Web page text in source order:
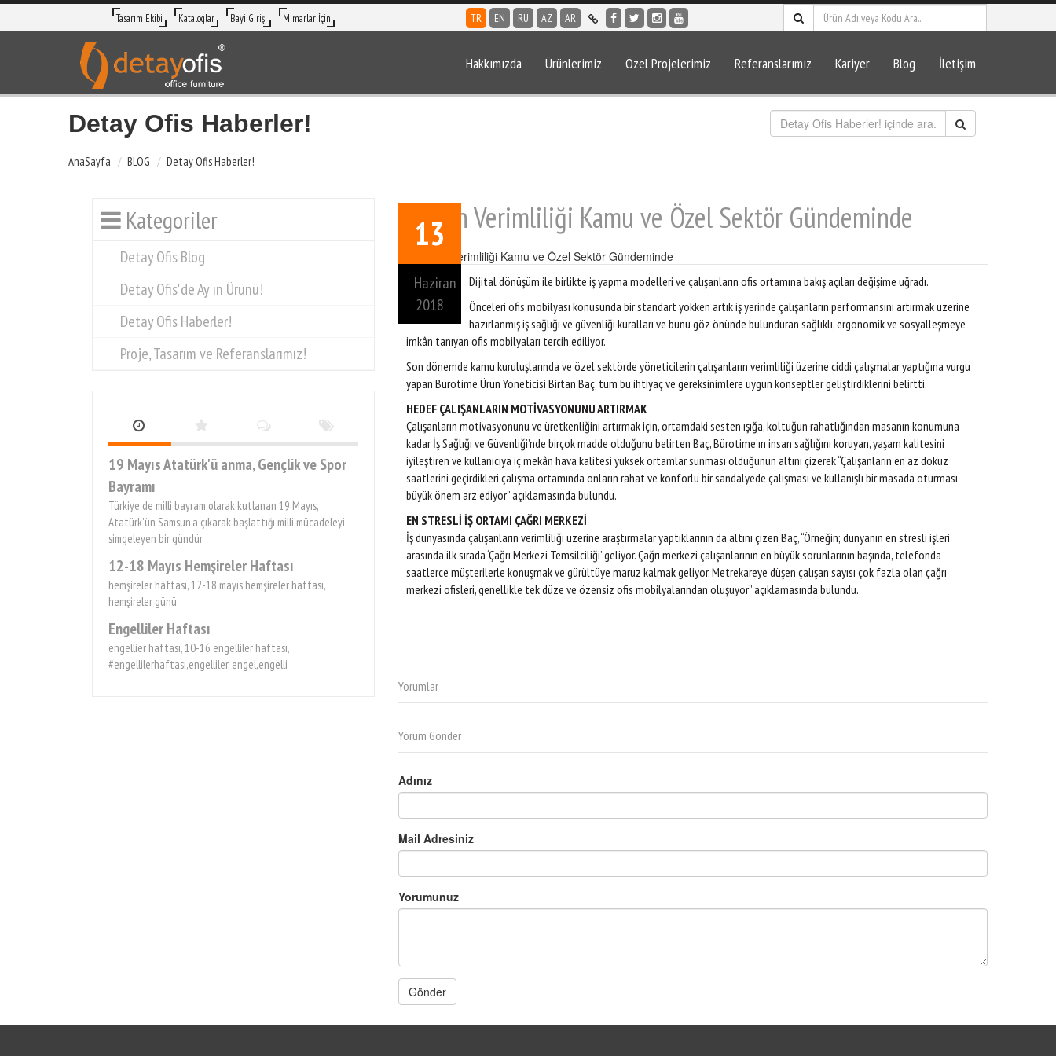
Tasarım Ekibi Kataloglar Bayi Girişi Mimarlar İçin TR EN RU AZ AR
Hakkımızda Ürünlerimiz Özel Projelerimiz Referanslarımız Kariyer Blog İletişim
Detay Ofis Haberler!
AnaSayfa BLOG Detay Ofis Haberler!
Kategoriler
Detay Ofis Blog
Detay Ofis'de Ay'ın Ürünü!
Detay Ofis Haberler!
Proje, Tasarım ve Referanslarımız!
19 Mayıs Atatürk'ü anma, Gençlik ve Spor
Bayramı
Türkiye'de milli bayram olarak kutlanan 19 Mayıs,
Atatürk'ün Samsun'a çıkarak başlattığı milli mücadeleyi
simgeleyen bir gündür.
12-18 Mayıs Hemşireler Haftası
hemşireler haftası, 12-18 mayıs hemşireler haftası,
hemşireler günü
Engelliler Haftası
engellier haftası, 10-16 engelliler haftası,
#engellilerhaftası,engelliler, engel,engelli
Çalışan Verimliliği Kamu ve Özel Sektör Gündeminde
13
Haziran
2018
Dijital dönüşüm ile birlikte iş yapma modelleri ve çalışanların ofis ortamına bakış açıları değişime uğradı.
Önceleri ofis mobilyası konusunda bir standart yokken artık iş yerinde çalışanların performansını artırmak üzerine
hazırlanmış iş sağlığı ve güvenliği kuralları ve bunu göz önünde bulunduran sağlıklı, ergonomik ve sosyalleşmeye
imkân tanıyan ofis mobilyaları tercih ediliyor.
Son dönemde kamu kuruluşlarında ve özel sektörde yöneticilerin çalışanların verimliliği üzerine ciddi çalışmalar yaptığına vurgu
yapan Bürotime Ürün Yöneticisi Birtan Baç, tüm bu ihtiyaç ve gereksinimlere uygun konseptler geliştirdiklerini belirtti.
HEDEF ÇALIŞANLARIN MOTİVASYONUNU ARTIRMAK
Çalışanların motivasyonunu ve üretkenliğini artırmak için, ortamdaki sesten ışığa, koltuğun rahatlığından masanın konumuna
kadar İş Sağlığı ve Güvenliği’nde birçok madde olduğunu belirten Baç, Bürotime’ın insan sağlığını koruyan, yaşam kalitesini
iyileştiren ve kullanıcıya iç mekân hava kalitesi yüksek ortamlar sunması olduğunun altını çizerek “Çalışanların en az dokuz
saatlerini geçirdikleri çalışma ortamında onların rahat ve konforlu bir sandalyede çalışması ve kullanışlı bir masada oturması
büyük önem arz ediyor” açıklamasında bulundu.
EN STRESLİ İŞ ORTAMI ÇAĞRI MERKEZİ
İş dünyasında çalışanların verimliliği üzerine araştırmalar yaptıklarının da altını çizen Baç, “Örneğin; dünyanın en stresli işleri
arasında ilk sırada ‘Çağrı Merkezi Temsilciliği’ geliyor. Çağrı merkezi çalışanlarının en büyük sorunlarının başında, telefonda
saatlerce müşterilerle konuşmak ve gürültüye maruz kalmak geliyor. Metrekareye düşen çalışan sayısı çok fazla olan çağrı
merkezi ofisleri, genellikle tek düze ve özensiz ofis mobilyalarından oluşuyor” açıklamasında bulundu.
Yorumlar
Yorum Gönder
Adınız
Mail Adresiniz
Yorumunuz
Gönder